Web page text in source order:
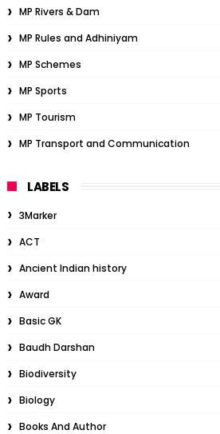
MP Rivers & Dam
MP Rules and Adhiniyam
MP Schemes
MP Sports
MP Tourism
MP Transport and Communication
LABELS
3Marker
ACT
Ancient Indian history
Award
Basic GK
Baudh Darshan
Biodiversity
Biology
Books And Author